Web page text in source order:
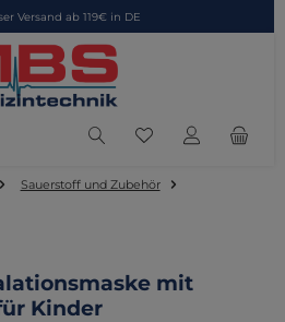
Versand ab 119€ in DE
Du hast 0
Sauerstoff und Zubehör
mit
Kinder